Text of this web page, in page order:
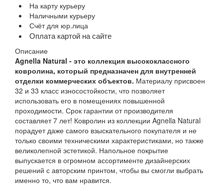
На карту курьеру
Наличными курьеру
Счёт для юр.лица
Оплата картой на сайте
Описание
Agnella Natural - это коллекция высококлассного
ковролина, который предназначен для внутренней
отделки коммерческих объектов. Материалу присвоен
32 и 33 класс износостойкости, что позволяет
использовать его в помещениях повышенной
проходимости. Срок гарантии от производителя
составляет 7 лет! Ковролин из коллекции Agnella Natural
порадует даже самого взыскательного покупателя и не
только своими техническими характеристиками, но также
великолепной эстетикой. Напольное покрытие
выпускается в огромном ассортименте дизайнерских
решений с авторским принтом, чтобы вы смогли выбрать
именно то, что вам нравится.